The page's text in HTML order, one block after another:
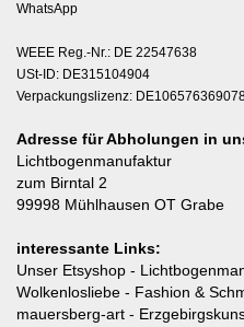
WhatsApp
WEEE Reg.-Nr.: DE 22547638
USt-ID: DE315104904
Verpackungslizenz:
Adresse für Abholungen in
Lichtbogenmanufaktur
zum Birntal 2
99998 Mühlhausen OT Grabe
interessante Links:
Unser Etsyshop -
Wolkenlosliebe - Fashion &
mauersberg-art -